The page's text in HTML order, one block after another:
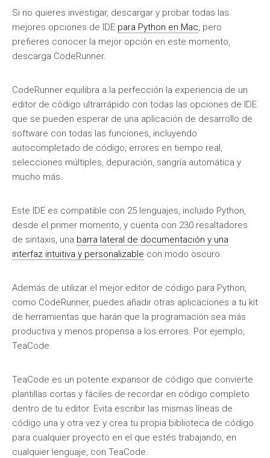
Si no quieres investigar, descargar y probar todas las
mejores opciones de IDE para Python en Mac, pero
prefieres conocer la mejor opción en este momento,
descarga CodeRunner.
CodeRunner equilibra a la perfección la experiencia de un
editor de código ultrarrápido con todas las opciones de IDE
que se pueden esperar de una aplicación de desarrollo de
software con todas las funciones, incluyendo
autocompletado de código, errores en tiempo real,
selecciones múltiples, depuración, sangría automática y
mucho más.
Este IDE es compatible con 25 lenguajes, incluido Python,
desde el primer momento, y cuenta con 230 resaltadores
de sintaxis, una barra lateral de documentación y una
interfaz intuitiva y personalizable con modo oscuro.
Además de utilizar el mejor editor de código para Python,
como CodeRunner, puedes añadir otras aplicaciones a tu kit
de herramientas que harán que la programación sea más
productiva y menos propensa a los errores. Por ejemplo,
TeaCode.
TeaCode es un potente expansor de código que convierte
plantillas cortas y fáciles de recordar en código completo
dentro de tu editor. Evita escribir las mismas líneas de
código una y otra vez y crea tu propia biblioteca de código
para cualquier proyecto en el que estés trabajando, en
cualquier lenguaje, con TeaCode.